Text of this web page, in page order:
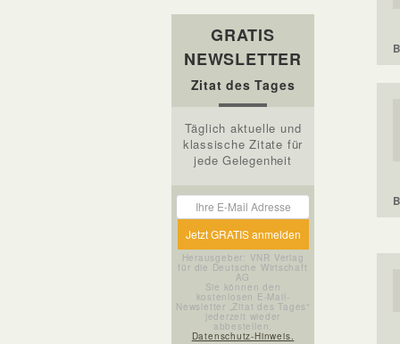
GRATIS
NEWSLETTER
Zitat des Tages
Täglich aktuelle und
klassische Zitate für
jede Gelegenheit
Herausgeber: VNR Verlag
für die Deutsche Wirtschaft
AG
Sie können den
kostenlosen E-Mail-
Newsletter „Zitat des Tages“
jederzeit wieder
abbestellen.
Datenschutz-Hinweis.